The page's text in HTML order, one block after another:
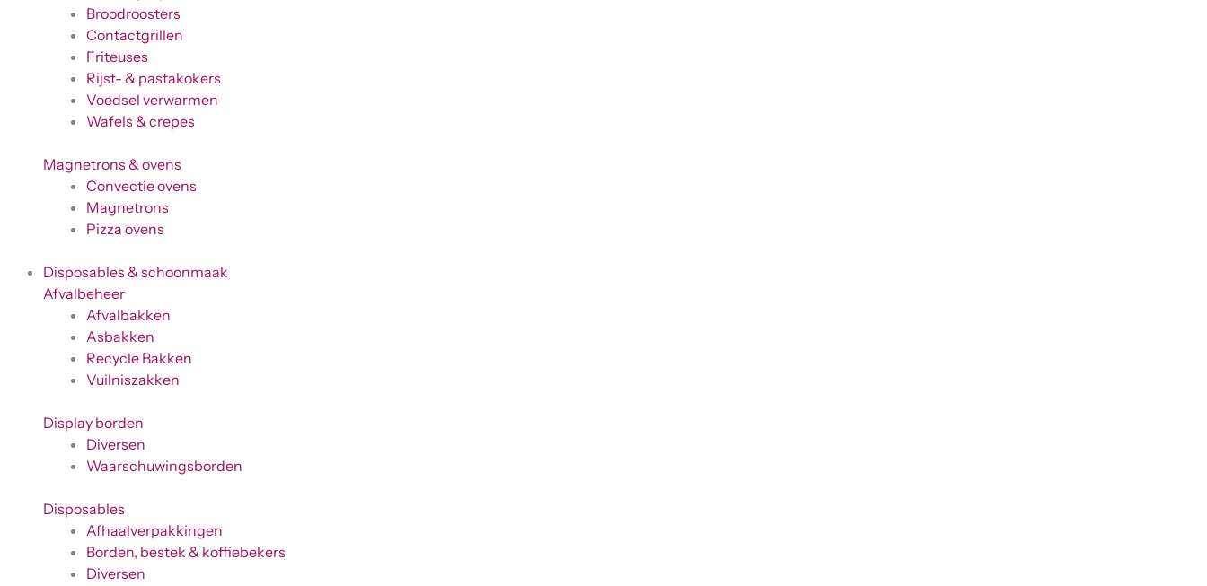
Broodroosters
Contactgrillen
Friteuses
Rijst- & pastakokers
Voedsel verwarmen
Wafels & crepes
Magnetrons & ovens
Convectie ovens
Magnetrons
Pizza ovens
Disposables & schoonmaak
Afvalbeheer
Afvalbakken
Asbakken
Recycle Bakken
Vuilniszakken
Display borden
Diversen
Waarschuwingsborden
Disposables
Afhaalverpakkingen
Borden, bestek & koffiebekers
Diversen